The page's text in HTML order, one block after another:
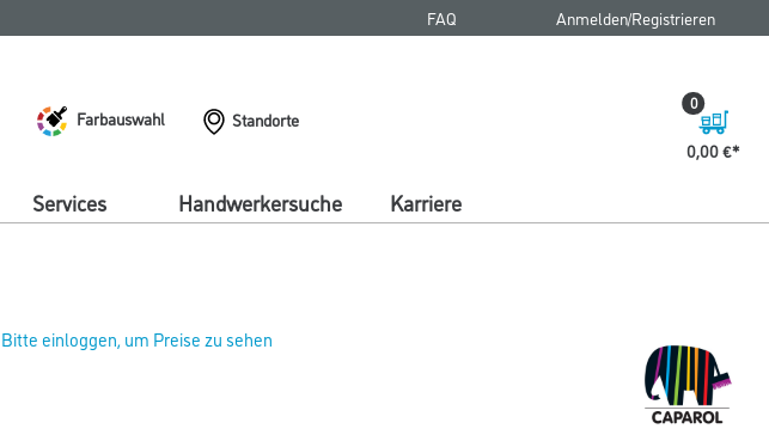
FAQ Anmelden/Registrieren
Farbauswahl
Standorte
0,00 €
0
Services Handwerkersuche Karriere
Bitte einloggen, um Preise zu sehen